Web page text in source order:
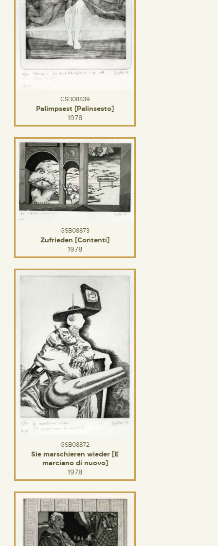
GSB08839
Palimpsest [Palinsesto]
1978
GSB08873
Zufrieden [Contenti]
1978
GSB08872
Sie marschieren wieder [E
marciano di nuovo]
1978